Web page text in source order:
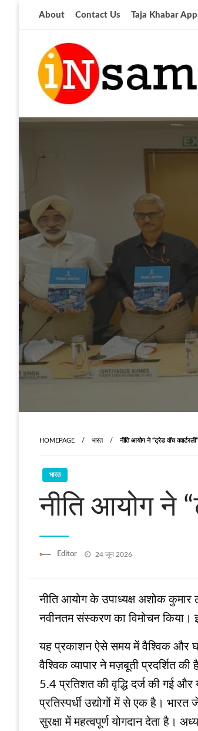
About Contact Us Taja Khabar App
आज की ताजा खबर
HOMEPAGE भारत नीति आयोग ने “ट्रेड वॉच
भारत
नीति आयोग ने
Editor
Posted
24 जून 2026
नीति आयोग के उपाध्यक्ष अशोक कुमार
नवीनतम संस्करण का विमोचन किया।
यह प्रकाशन ऐसे समय में वैश्विक और
वैश्विक व्यापार ने मज़बूती प्रदर्शित
5.4 प्रतिशत की वृद्धि दर्ज की गई
प्रतिस्पर्धी उद्योगों में से एक है।
सुरक्षा में महत्वपूर्ण योगदान देता है।